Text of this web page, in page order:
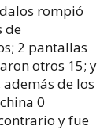
rompió
de
2 pantallas
otros 15; y
de los
0
y fue